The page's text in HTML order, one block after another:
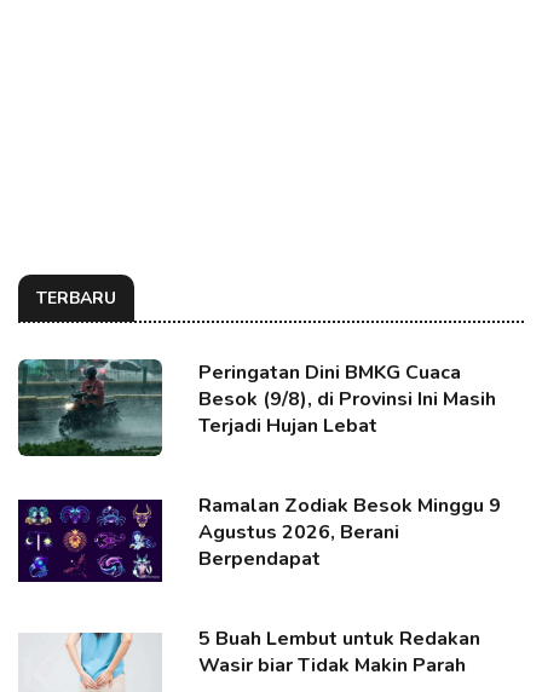
TERBARU
Peringatan Dini BMKG Cuaca
Besok (9/8), di Provinsi Ini Masih
Terjadi Hujan Lebat
Ramalan Zodiak Besok Minggu 9
Agustus 2026, Berani
Berpendapat
5 Buah Lembut untuk Redakan
Wasir biar Tidak Makin Parah